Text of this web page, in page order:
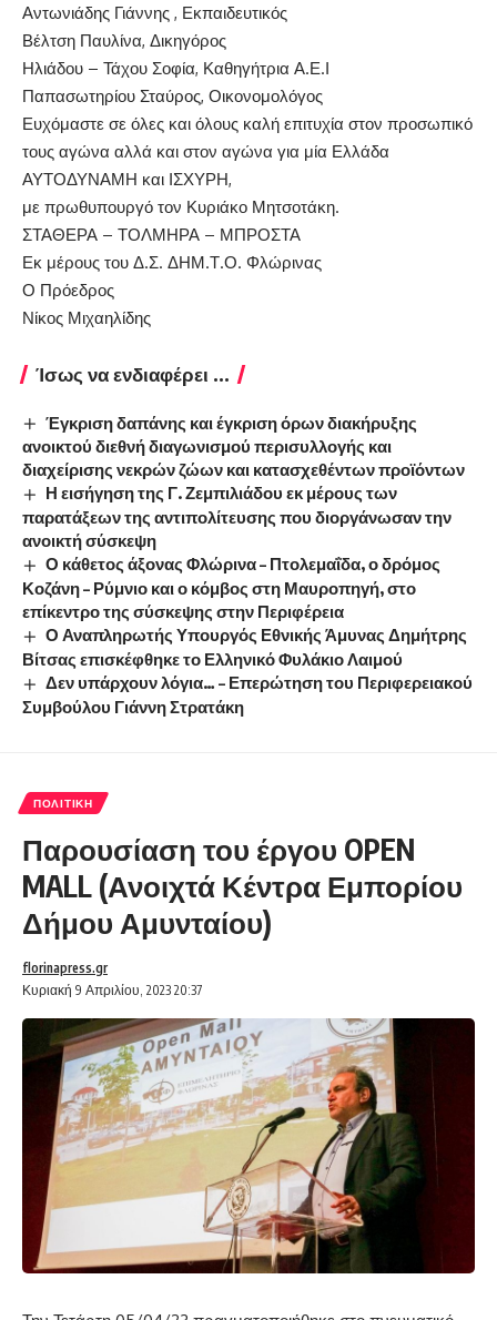
Αντωνιάδης Γιάννης , Εκπαιδευτικός
Βέλτση Παυλίνα, Δικηγόρος
Ηλιάδου – Τάχου Σοφία, Καθηγήτρια Α.Ε.Ι
Παπασωτηρίου Σταύρος, Οικονομολόγος
Ευχόμαστε σε όλες και όλους καλή επιτυχία στον προσωπικό
τους αγώνα αλλά και στον αγώνα για μία Ελλάδα
ΑΥΤΟΔΥΝΑΜΗ και ΙΣΧΥΡΗ,
με πρωθυπουργό τον Κυριάκο Μητσοτάκη.
ΣΤΑΘΕΡΑ – ΤΟΛΜΗΡΑ – ΜΠΡΟΣΤΑ
Εκ μέρους του Δ.Σ. ΔΗΜ.Τ.Ο. Φλώρινας
Ο Πρόεδρος
Νίκος Μιχαηλίδης
Ίσως να ενδιαφέρει ...
Έγκριση δαπάνης και έγκριση όρων διακήρυξης
ανοικτού διεθνή διαγωνισμού περισυλλογής και
διαχείρισης νεκρών ζώων και κατασχεθέντων προϊόντων
Η εισήγηση της Γ. Ζεμπιλιάδου εκ μέρους των
παρατάξεων της αντιπολίτευσης που διοργάνωσαν την
ανοικτή σύσκεψη
Ο κάθετος άξονας Φλώρινα – Πτολεμαΐδα, ο δρόμος
Κοζάνη – Ρύμνιο και ο κόμβος στη Μαυροπηγή, στο
επίκεντρο της σύσκεψης στην Περιφέρεια
Ο Αναπληρωτής Υπουργός Εθνικής Άμυνας Δημήτρης
Βίτσας επισκέφθηκε το Ελληνικό Φυλάκιο Λαιμού
Δεν υπάρχουν λόγια… – Επερώτηση του Περιφερειακού
Συμβούλου Γιάννη Στρατάκη
ΠΟΛΙΤΙΚΉ
Παρουσίαση του έργου OPEN
MALL (Ανοιχτά Κέντρα Εμπορίου
Δήμου Αμυνταίου)
Κυριακή 9 Απριλίου, 2023 20:37
florinapress.gr